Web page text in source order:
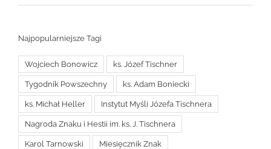
Najpopularniejsze Tagi
Wojciech Bonowicz ks. Józef Tischner
Tygodnik Powszechny ks. Adam Boniecki
ks. Michał Heller Instytut Myśli Józefa Tischnera
Nagroda Znaku i Hestii im. ks. J. Tischnera
Karol Tarnowski Miesięcznik Znak